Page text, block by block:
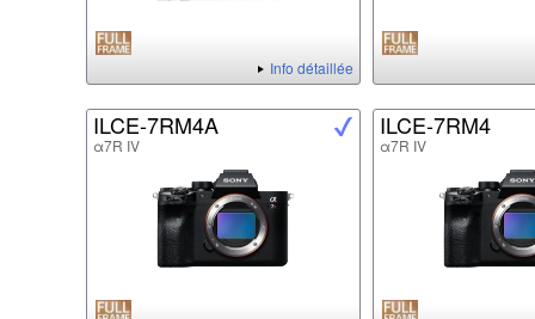
Info détaillée
ILCE-7RM4A
α7R IV
ILCE-7RM4
α7R IV